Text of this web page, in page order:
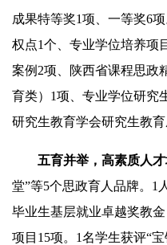
成果特等奖1项、一等奖6
权点1个、专业学位培养项
案例2项、陕西省课程思政
育类）1项、专业学位研究
研究生教育学会研究生教育
五育并举，高素质人才
堂”等5个思政育人品牌。1
毕业生基层就业卓越奖教
项目15项。1名学生获评“